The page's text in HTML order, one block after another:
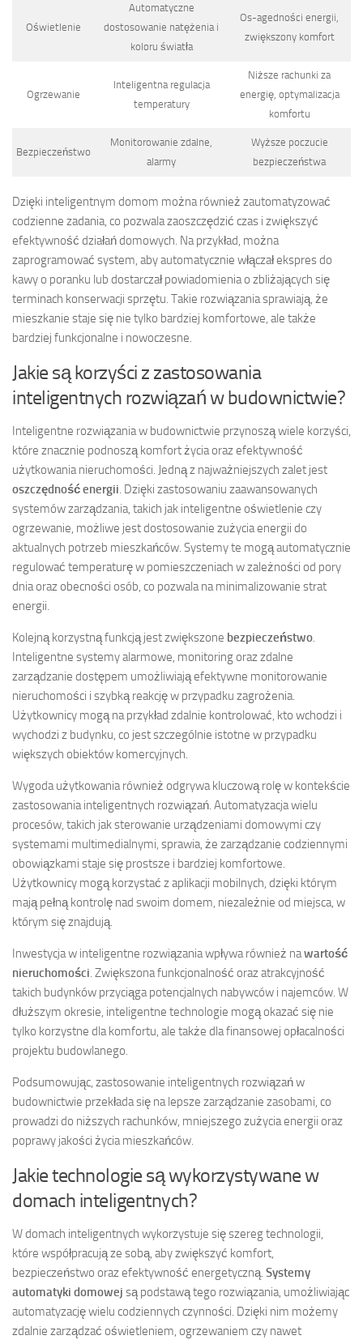
Oświetlenie
Automatyczne
dostosowanie natężenia i
koloru światła
Os-agedności energii,
zwiększony komfort
Ogrzewanie
Inteligentna regulacja
temperatury
Niższe rachunki za
energię, optymalizacja
komfortu
Bezpieczeństwo
Monitorowanie zdalne,
alarmy
Wyższe poczucie
bezpieczeństwa
Dzięki inteligentnym domom można również zautomatyzować
codzienne zadania, co pozwala zaoszczędzić czas i zwiększyć
efektywność działań domowych. Na przykład, można
zaprogramować system, aby automatycznie włączał ekspres do
kawy o poranku lub dostarczał powiadomienia o zbliżających się
terminach konserwacji sprzętu. Takie rozwiązania sprawiają, że
mieszkanie staje się nie tylko bardziej komfortowe, ale także
bardziej funkcjonalne i nowoczesne.
Jakie są korzyści z zastosowania
inteligentnych rozwiązań w budownictwie?
Inteligentne rozwiązania w budownictwie przynoszą wiele korzyści,
które znacznie podnoszą komfort życia oraz efektywność
użytkowania nieruchomości. Jedną z najważniejszych zalet jest
oszczędność energii. Dzięki zastosowaniu zaawansowanych
systemów zarządzania, takich jak inteligentne oświetlenie czy
ogrzewanie, możliwe jest dostosowanie zużycia energii do
aktualnych potrzeb mieszkańców. Systemy te mogą automatycznie
regulować temperaturę w pomieszczeniach w zależności od pory
dnia oraz obecności osób, co pozwala na minimalizowanie strat
energii.
Kolejną korzystną funkcją jest zwiększone bezpieczeństwo.
Inteligentne systemy alarmowe, monitoring oraz zdalne
zarządzanie dostępem umożliwiają efektywne monitorowanie
nieruchomości i szybką reakcję w przypadku zagrożenia.
Użytkownicy mogą na przykład zdalnie kontrolować, kto wchodzi i
wychodzi z budynku, co jest szczególnie istotne w przypadku
większych obiektów komercyjnych.
Wygoda użytkowania również odgrywa kluczową rolę w kontekście
zastosowania inteligentnych rozwiązań. Automatyzacja wielu
procesów, takich jak sterowanie urządzeniami domowymi czy
systemami multimedialnymi, sprawia, że zarządzanie codziennymi
obowiązkami staje się prostsze i bardziej komfortowe.
Użytkownicy mogą korzystać z aplikacji mobilnych, dzięki którym
mają pełną kontrolę nad swoim domem, niezależnie od miejsca, w
którym się znajdują.
Inwestycja w inteligentne rozwiązania wpływa również nawartość
nieruchomości. Zwiększona funkcjonalność oraz atrakcyjność
takich budynków przyciąga potencjalnych nabywców i najemców. W
dłuższym okresie, inteligentne technologie mogą okazać się nie
tylko korzystne dla komfortu, ale także dla finansowej opłacalności
projektu budowlanego.
Podsumowując, zastosowanie inteligentnych rozwiązań w
budownictwie przekłada się na lepsze zarządzanie zasobami, co
prowadzi do niższych rachunków, mniejszego zużycia energii oraz
poprawy jakości życia mieszkańców.
Jakie technologie są wykorzystywane w
domach inteligentnych?
W domach inteligentnych wykorzystuje się szereg technologii,
które współpracują ze sobą, aby zwiększyć komfort,
bezpieczeństwo oraz efektywność energetyczną. Systemy
automatyki domowej są podstawą tego rozwiązania, umożliwiając
automatyzację wielu codziennych czynności. Dzięki nim możemy
zdalnie zarządzać oświetleniem, ogrzewaniem czy nawet